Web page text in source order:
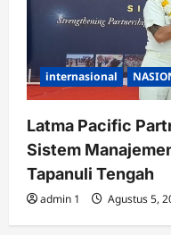
internasional
Latma Pacific
Sistem
Tapanuli Tengah
admin 1 Agustus 5,